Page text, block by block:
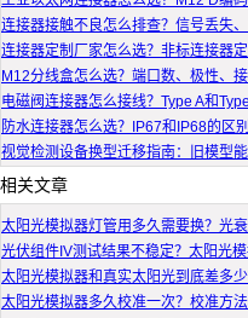
连接器接触不良怎么排查？信号丢失
连接器定制厂家怎么选？非标连接器
M12分线盒怎么选？端口数、极性、
电磁阀连接器怎么接线？Type A和
防水连接器怎么选？IP67和IP68的区
视觉检测设备换型迁移指南：旧模型
相关文章
太阳光模拟器灯管用多久需要换？光
光伏组件IV测试结果不稳定？太阳光
太阳光模拟器和真实太阳光到底差多
太阳光模拟器多久校准一次？校准方